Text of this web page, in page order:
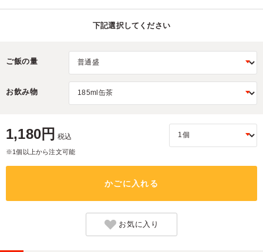
下記選択してください
ご飯の量
お飲み物
1,180円 税込
※1個以上から注文可能
かごに入れる
お気に入り